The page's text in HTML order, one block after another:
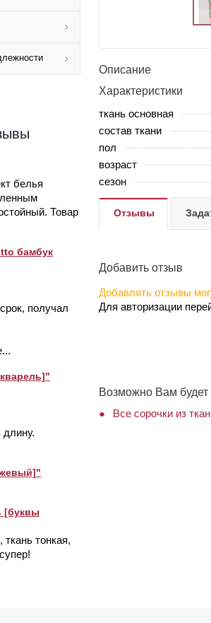
белья
Товар
бамбук
получал
[буквы
тонкая,
Описание
Характеристики
ткань основная
состав ткани
пол
возраст
сезон
Отзывы
Добавить отзыв
Добавлять отзывы
Для авторизации
Возможно Вам будет
Все сорочки из